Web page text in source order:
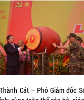
Cát – Phó Giám đốc